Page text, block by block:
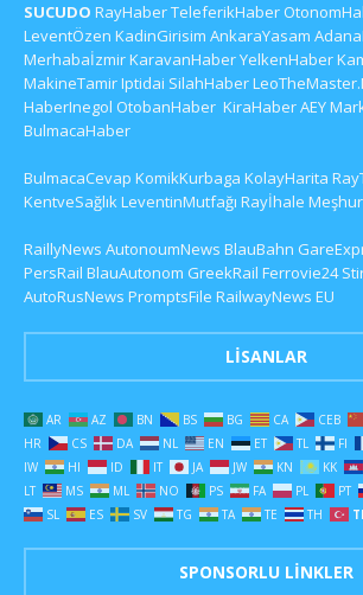
SUCUDO RayHaberTeleferikHaber
LeventÖzen KadinGirisim AnkaraYasam
MerhabaİzmirKaravanHaberYelkenHaber
MakineTamirIptidai SilahHaber
HaberInegol OtobanHaber KiraHaberAEY
BulmacaHaber
BulmacaCevap KomikKurbaga KolayHarita
KentveSağlıkLeventinMutfağı Rayİhale
RaillyNews AutonoumNews BlauBahn
PersRail BlauAutonom GreekRail Ferrovie24
AutoRusNews PromptsFile RailwayNews EU
LISANLAR
AR AZ BN BS BG CA CEB
HR
CS DA NL EN ET TL FI
IW
HI ID IT JA JW KN KK
LT
MS ML NO PS FA PL PT
SL
ES SV TG TA TE TH
SPONSORLU LINKLER